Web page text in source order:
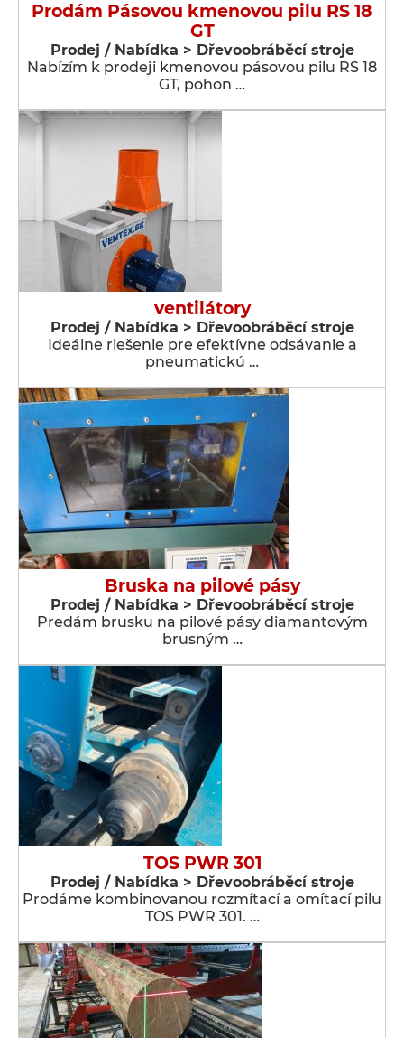
Prodám Pásovou kmenovou pilu RS 18
GT
Prodej / Nabídka > Dřevoobráběcí stroje
Nabízím k prodeji kmenovou pásovou pilu RS 18
GT, pohon …
ventilátory
Prodej / Nabídka > Dřevoobráběcí stroje
Ideálne riešenie pre efektívne odsávanie a
pneumatickú …
Bruska na pilové pásy
Prodej / Nabídka > Dřevoobráběcí stroje
Predám brusku na pilové pásy diamantovým
brusným …
TOS PWR 301
Prodej / Nabídka > Dřevoobráběcí stroje
Prodáme kombinovanou rozmítací a omítací pilu
TOS PWR 301. …